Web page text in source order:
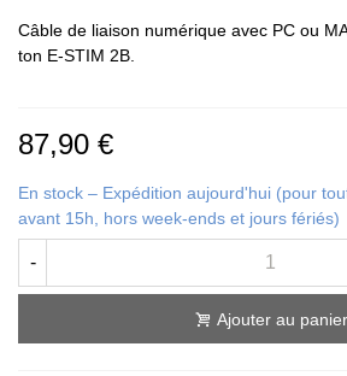
Câble de liaison numérique avec PC ou
ton E-STIM 2B.
87,90 €
En stock – Expédition aujourd'hui (pour
avant 15h, hors week-ends et jours fériés)
-
Ajouter au panier